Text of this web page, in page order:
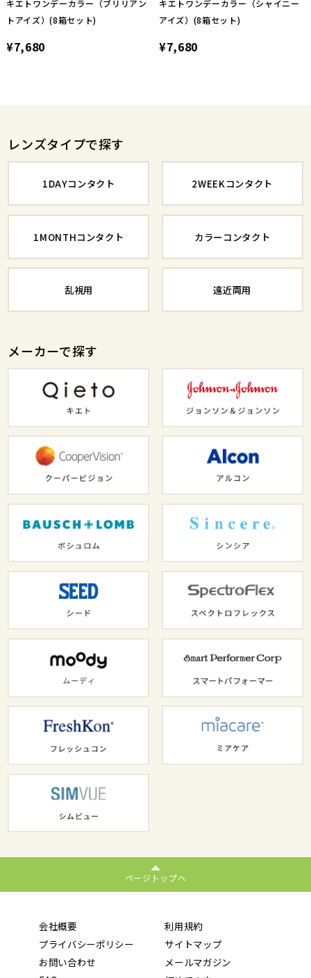
キエトワンデーカラー（ブリリアン
トアイズ）(8箱セット)
¥7,680
キエトワンデーカラー（シャイニー
アイズ）(8箱セット)
¥7,680
レンズタイプで探す
1DAYコンタクト 2WEEKコンタクト
1MONTHコンタクト カラーコンタクト
乱視用 遠近両用
メーカーで探す
ページトップへ
会社概要
利用規約
プライバシーポリシー
サイトマップ
お問い合わせ
メールマガジン